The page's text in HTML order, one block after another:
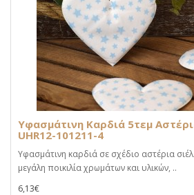
Υφασμάτινη Καρδιά 5τεμ
UHR12-101211-4
Υφασμάτινη καρδιά σε σχέδιο αστέρια
μεγάλη ποικιλία χρωμάτων και υλικών, ..
6,13€